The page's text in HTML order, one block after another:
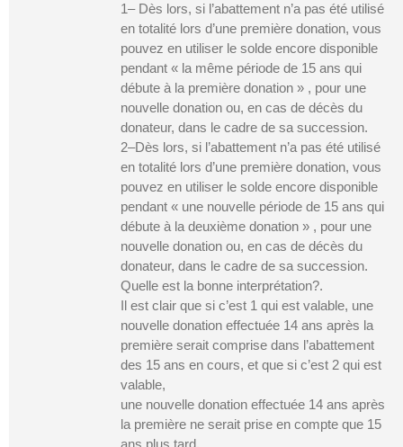
1– Dès lors, si l’abattement n’a pas été utilisé
en totalité lors d’une première donation, vous
pouvez en utiliser le solde encore disponible
pendant « la même période de 15 ans qui
débute à la première donation » , pour une
nouvelle donation ou, en cas de décès du
donateur, dans le cadre de sa succession.
2–Dès lors, si l’abattement n’a pas été utilisé
en totalité lors d’une première donation, vous
pouvez en utiliser le solde encore disponible
pendant « une nouvelle période de 15 ans qui
débute à la deuxième donation » , pour une
nouvelle donation ou, en cas de décès du
donateur, dans le cadre de sa succession.
Quelle est la bonne interprétation?.
Il est clair que si c’est 1 qui est valable, une
nouvelle donation effectuée 14 ans après la
première serait comprise dans l’abattement
des 15 ans en cours, et que si c’est 2 qui est
valable,
une nouvelle donation effectuée 14 ans après
la première ne serait prise en compte que 15
ans plus tard.